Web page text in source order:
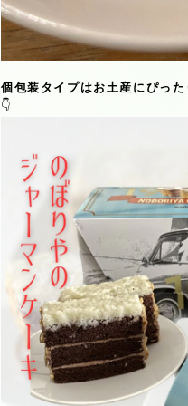
個包装タイプはお土産にぴっ
👇